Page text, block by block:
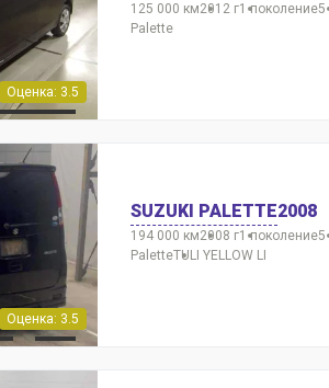
Оценка: 3.5
125 000 км2012 г1 поколение5
Palette
Оценка: 3.5
SUZUKI PALETTE2008
194 000 км2008 г1 поколение5
PaletteTULI YELLOW LI